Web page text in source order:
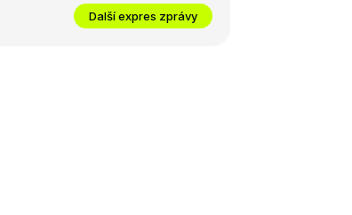
Další expres zprávy